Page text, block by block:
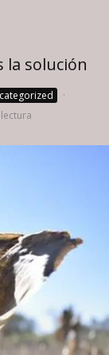
la solución
·